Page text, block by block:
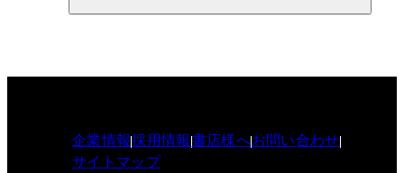
企業情報採用情報書店様へお問い合わせ
サイトマップ